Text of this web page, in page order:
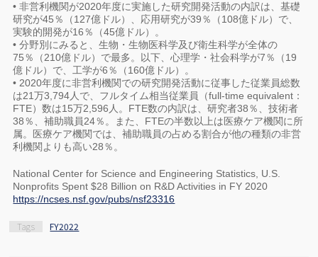
• 非営利機関が2020年度に実施した研究開発活動の内訳は、基礎
研究が45％（127億ドル）、応用研究が39％（108億ドル）で、
実験的開発が16％（45億ドル）。
• 分野別にみると、生物・生物医科学及び衛生科学が全体の
75％（210億ドル）で最多。以下、心理学・社会科学が7％（19
億ドル）で、工学が6％（160億ドル）。
• 2020年度に非営利機関での研究開発活動に従事した従業員総数
は21万3,794人で、フルタイム相当従業員（full-time equivalent：
FTE）数は15万2,596人。FTE数の内訳は、研究者38％、技術者
38％、補助職員24％。また、FTEの半数以上は医療ケア機関に所
属。医療ケア機関では、補助職員の占める割合が他の種類の非営
利機関よりも高い28％。
National Center for Science and Engineering Statistics, U.S.
Nonprofits Spent $28 Billion on R&D Activities in FY 2020
https://ncses.nsf.gov/pubs/nsf23316
Tags FY2022